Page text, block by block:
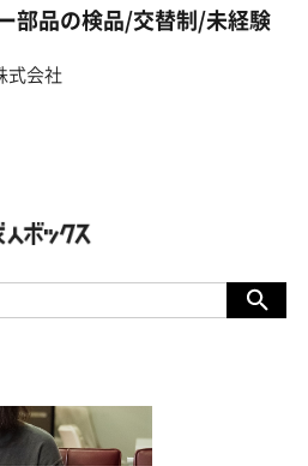
部品の検品/交替制/未経験
式会社